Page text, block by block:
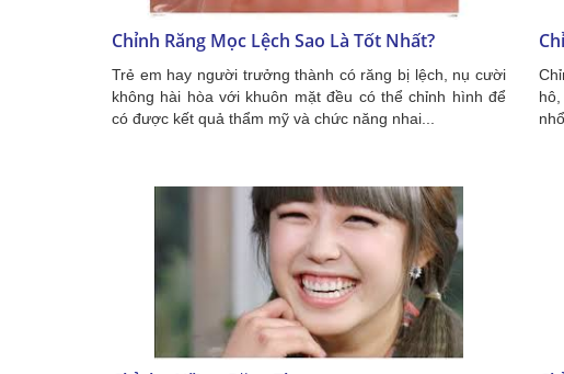
Chỉnh Răng Mọc Lệch Sao Là Tốt Nhất?
Trẻ em hay người trưởng thành có răng bị lệch, nụ cười
không hài hòa với khuôn mặt đều có thể chỉnh hình để
có được kết quả thẩm mỹ và chức năng nhai...